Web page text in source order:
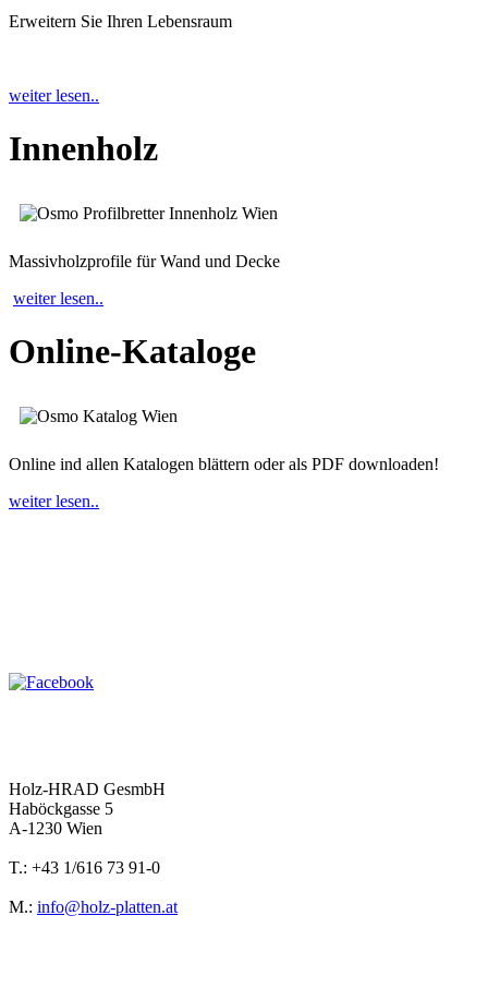
Erweitern Sie Ihren Lebensraum
weiter lesen..
Innenholz
Massivholzprofile für Wand und Decke
weiter lesen..
Online-Kataloge
Online ind allen Katalogen blättern oder als PDF downloaden!
weiter lesen..
Holz-HRAD GesmbH
Haböckgasse 5
A-1230 Wien
T.: +43 1/616 73 91-0
M.: info@holz-platten.at